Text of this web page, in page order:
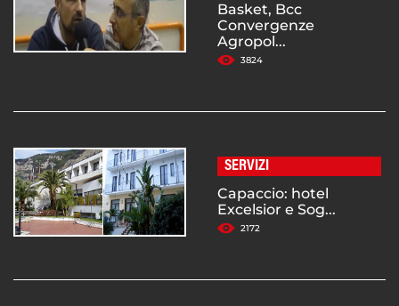
Basket, Bcc
Convergenze
Agropol...
3824
SERVIZI
Capaccio: hotel
Excelsior e Sog...
2172